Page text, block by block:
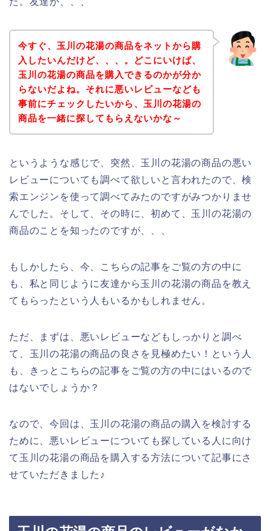
今すぐ、玉川の花湯の商品をネットから購
入したいんだけど、、、。どこにいけば、
玉川の花湯の商品を購入できるのかが分か
らないだよね。それに悪いレビューなども
事前にチェックしたいから、玉川の花湯の
商品を一緒に探してもらえないかな～
というような感じで、突然、玉川の花湯の商品の悪い
レビューについても調べて欲しいと言われたので、検
索エンジンを使って調べてみたのですがみつかりませ
んでした。そして、その時に、初めて、玉川の花湯の
商品のことを知ったのですが、、、
もしかしたら、今、こちらの記事をご覧の方の中に
も、私と同じように友達から玉川の花湯の商品を教え
てもらったという人もいるかもしれません。
ただ、まずは、悪いレビューなどもしっかりと調べ
て、玉川の花湯の商品の良さを見極めたい！という人
も、きっとこちらの記事をご覧の方の中にはいるので
はないでしょうか？
なので、今回は、玉川の花湯の商品の購入を検討する
ために、悪いレビューについても探している人に向け
て玉川の花湯の商品を購入する方法について記事にさ
せていただきました♪